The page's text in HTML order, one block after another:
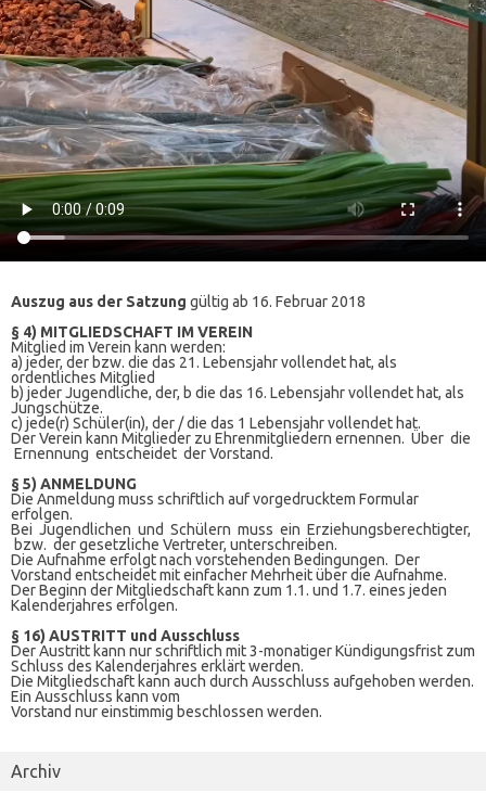
Auszug aus der Satzung gültig ab 16. Februar 2018
§ 4) MITGLIEDSCHAFT IM VEREIN
Mitglied im Verein kann werden:
a) jeder, der bzw. die das 21. Lebensjahr vollendet hat, als
ordentliches Mitglied
b) jeder Jugendliche, der, b die das 16. Lebensjahr vollendet hat, als
Jungschütze.
c) jede(r) Schüler(in), der / die das 1 Lebensjahr vollendet hat.
Der Verein kann Mitglieder zu Ehrenmitgliedern ernennen. Über die
Ernennung entscheidet der Vorstand.
§ 5) ANMELDUNG
Die Anmeldung muss schriftlich auf vorgedrucktem Formular
erfolgen.
Bei Jugendlichen und Schülern muss ein Erziehungsberechtigter,
bzw. der gesetzliche Vertreter, unterschreiben.
Die Aufnahme erfolgt nach vorstehenden Bedingungen. Der
Vorstand entscheidet mit einfacher Mehrheit über die Aufnahme.
Der Beginn der Mitgliedschaft kann zum 1.1. und 1.7. eines jeden
Kalenderjahres erfolgen.
§ 16) AUSTRITT und Ausschluss
Der Austritt kann nur schriftlich mit 3-monatiger Kündigungsfrist zum
Schluss des Kalenderjahres erklärt werden.
Die Mitgliedschaft kann auch durch Ausschluss aufgehoben werden.
Ein Ausschluss kann vom
Vorstand nur einstimmig beschlossen werden.
Archiv